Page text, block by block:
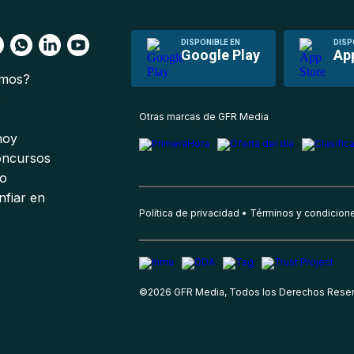
DISPONIBLE EN
Google Play
en
Otras marcas de GFR Media
Política de privacidad Términos y
©2026 GFR Media, Todos los Derechos